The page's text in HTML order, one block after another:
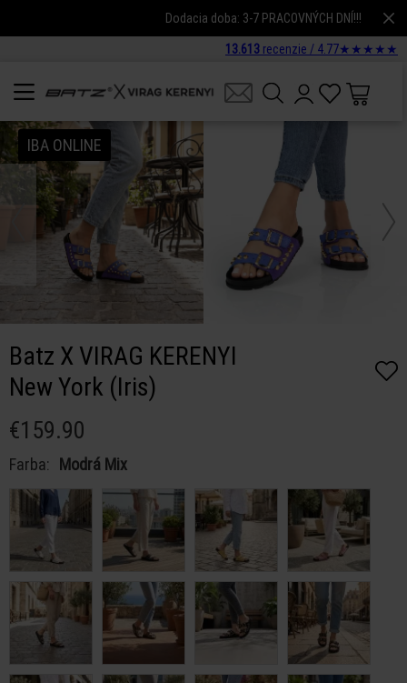
Dodacia doba: 3-7 PRACOVNÝCH DNÍ!!!
13.613 recenzie / 4.77★ ★ ★ ★ ★
IBA ONLINE
Batz X VIRAG KERENYI
New York (Iris)
€159.90
Farba: Modrá Mix